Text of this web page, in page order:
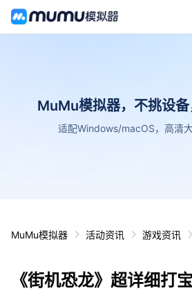
MuMu模拟器，不挑设备
适配Windows/macOS，高清
MuMu模拟器 活动资讯 游戏资讯
《街机恐龙》超详细打